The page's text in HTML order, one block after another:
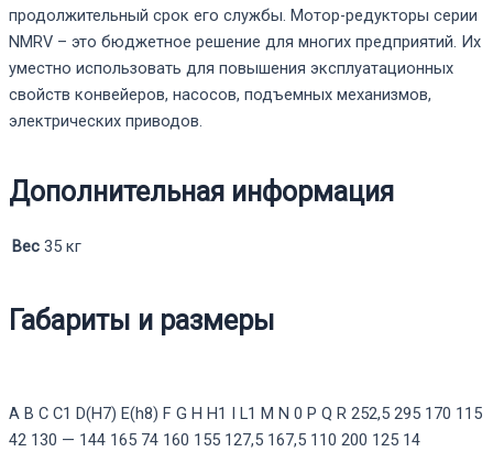
продолжительный срок его службы. Мотор-редукторы серии
NMRV – это бюджетное решение для многих предприятий. Их
уместно использовать для повышения эксплуатационных
свойств конвейеров, насосов, подъемных механизмов,
электрических приводов.
Дополнительная информация
Вес 35 кг
Габариты и размеры
A B C C1 D(H7) E(h8) F G H H1 I L1 M N 0 P Q R 252,5 295 170 115
42 130 — 144 165 74 160 155 127,5 167,5 110 200 125 14